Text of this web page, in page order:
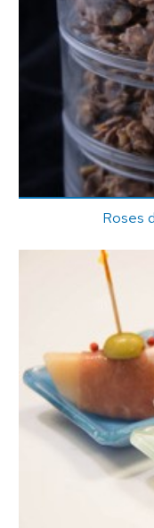
Roses